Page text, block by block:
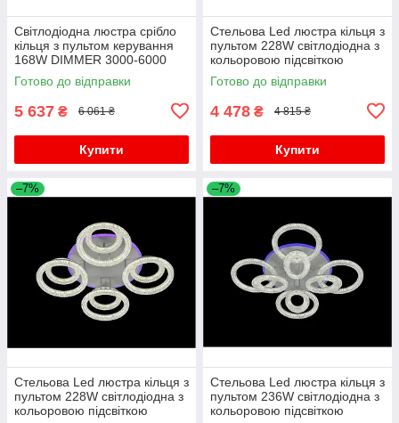
Світлодіодна люстра срібло
кільця з пультом керування
168W DIMMER 3000-6000
H130*L600*W550
Готово до відправки
5 637 ₴ 6 061 ₴
Купити
Стельова Led люстра кільця з
пультом 228W світлодіодна з
кольоровою підсвіткою
Готово до відправки
4 478 ₴ 4 815 ₴
Купити
–7%
Стельова Led люстра кільця з
пультом 228W світлодіодна з
кольоровою підсвіткою
–7%
Стельова Led люстра кільця з
пультом 236W світлодіодна з
кольоровою підсвіткою